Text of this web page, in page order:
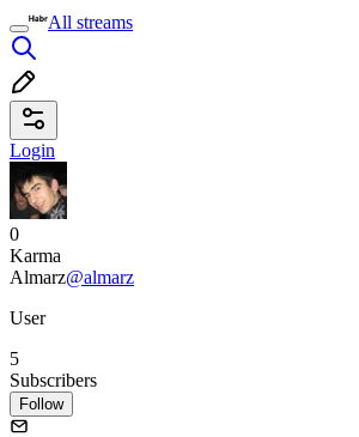
All streams
Login
0
Karma
Almarz@almarz
User
5
Subscribers
Follow